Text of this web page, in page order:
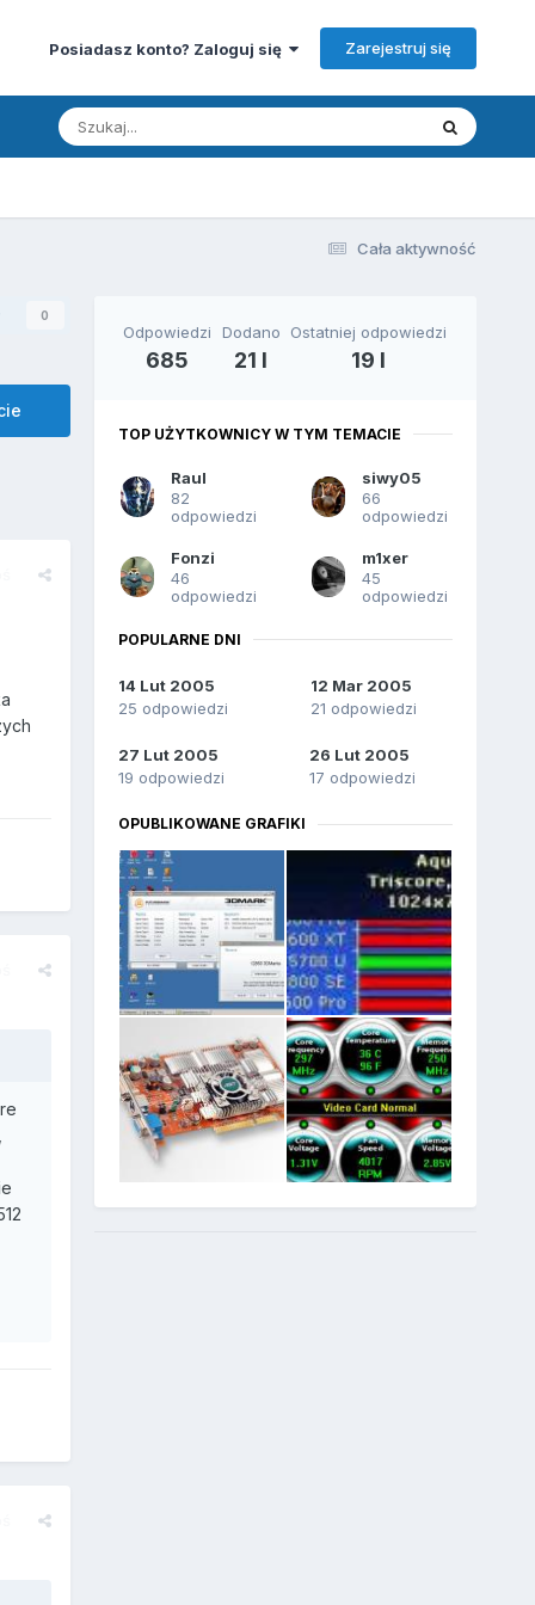
Posiadasz konto? Zaloguj się Zarejestruj się
Cała aktywność
0
Odpowiedzi
685
Dodano
21 l
Ostatniej odpowiedzi
19 l
TOP UŻYTKOWNICY W TYM TEMACIE
Raul
82
odpowiedzi
siwy05
66
odpowiedzi
Fonzi
46
odpowiedzi
m1xer
45
odpowiedzi
POPULARNE DNI
14 Lut 2005
25 odpowiedzi
12 Mar 2005
21 odpowiedzi
27 Lut 2005
19 odpowiedzi
26 Lut 2005
17 odpowiedzi
OPUBLIKOWANE GRAFIKI